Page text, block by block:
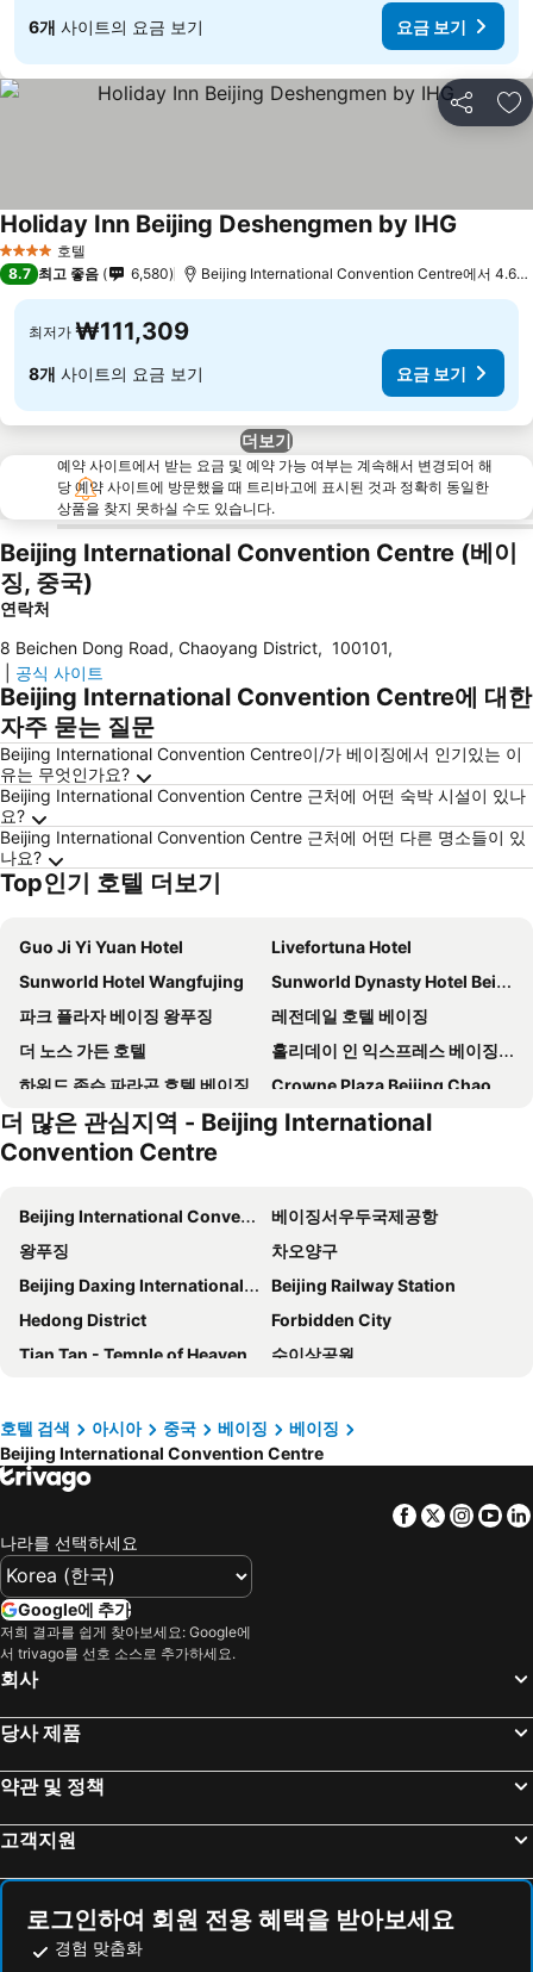
6개 사이트의 요금 보기 요금 보기
공유 즐
4 성급 호텔
Holiday Inn Beijing Deshengmen by IHG
8.7 최고 좋음 6,580 Beijing International Convention Centre에서
최저가 ₩111,309
8개 사이트의 요금 보기 요금 보기
더보기
예약 사이트에서 받는 요금 및 예약 가능 여부는 계속해서 변경되어 해
당 예약 사이트에 방문했을 때 트리바고에 표시된 것과 정확히 동일한
상품을 찾지 못하실 수도 있습니다.
Beijing International Convention Centre (베이
징, 중국)
연락처
8 Beichen Dong Road, Chaoyang District, 100101,
공식 사이트
Beijing International Convention Centre에 대한
자주 묻는 질문
Beijing International Convention Centre이/가 베이징에서 인기있는 이
유는 무엇인가요?
Beijing International Convention Centre 근처에 어떤 숙박 시설이 있나
요?
Beijing International Convention Centre 근처에 어떤 다른 명소들이 있
나요?
Top인기 호텔 더보기
Guo Ji Yi Yuan Hotel
Livefortuna Hotel
Sunworld Hotel Wangfujing
Sunworld Dynasty Hotel Beijing Wangfujing
파크 플라자 베이징 왕푸징
레전데일 호텔 베이징
더 노스 가든 호텔
홀리데이 인 익스프레스 베이징 왕징
하워드 존슨 파라곤 호텔 베이징
Crowne Plaza Beijing Chaoyang U-Town
Grand Hyatt Beijing
스위소텔 베이징 홍콩 마카오 센터
그랜드 콘코디아 호텔
르네상스 베이징 왕푸징 호텔
페어몬트 베이징 호텔
Empark Prime Hotel Beijing
Super House International
Holiday Inn Express Beijing Downtown
호텔 뉴 오타니 창푸공
베이징 중안 호텔
JW 메리어트 호텔 베이징
제이드 가든 호텔 베이징
데이즈 인 포비든 시티 베이징
Cordis Beijing Capital Airport
Kuntai
Hilton Beijing Wangfujing
DoubleTree by Hilton Beijing
Beijing Jingyuan Courtyard Hotel
베이징 아우소텔 다유 호텔
호텔 코트 쿠르 베이징
Oriental
르네상스 베이징 캐피털 호텔
누오 호텔 베이징
다자인 요우란 호텔
베이징 동단 호텔
이비스 베이징 산유얀
Hotel National Jade Birds Nest
그랜드 스카이라이트 카틱 호텔 베이징
베이징 컨티넨털 그랜드 호텔
Marco Polo Parkside Beijing
베이징 포린 엑스퍼트 빌딩
진쟝 인 베이징 올림픽 빌리지 다툰 로드
더 많은 관심지역 - Beijing International
Convention Centre
Beijing International Convention Centre
베이징서우두국제공항
왕푸징
차오양구
Beijing Daxing International Airport
Beijing Railway Station
Hedong District
Forbidden City
Tian Tan - Temple of Heaven
수이상공원
Beijing National Aquatics Centre
National Indoor Stadium
University of Science and Technology Beijing Gymnasium
Yonghegong
Houhai
Museum of ancient architecture
798 Art District
Jingshan
Subway Beijing
Donghuamen night market
Tianjin railway station
Mutianyu Section of the Great Wall
The Spring Festival
Nanshan Ski Village
Hexi District
호텔 검색 아시아 중국 베이징
베이징
Beijing International Convention Centre
Facebook
Twitter
나라를 선택하세요
Google에 추가
저희 결과를 쉽게 찾아보세요: Google에
서 trivago를 선호 소스로 추가하세요.
회사
당사 제품
약관 및 정책
고객지원
로그인하여 회원 전용 혜택을 받아보세요
경험 맞춤화